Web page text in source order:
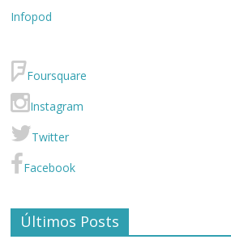
Infopod
Foursquare
Instagram
Twitter
Facebook
Últimos Posts